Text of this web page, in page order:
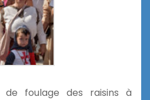
de foulage des raisins à